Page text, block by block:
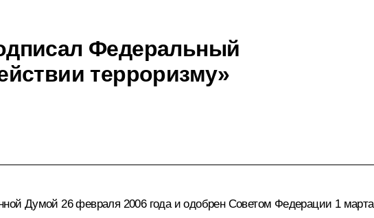
Федеральный
терроризму»
Думой 26 февраля 2006 года и одобрен Советом Федерации 1 марта